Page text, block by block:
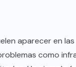
aparecer en
como